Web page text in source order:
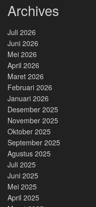
Archives
Juli 2026
Juni 2026
Mei 2026
April 2026
Maret 2026
Februari 2026
Januari 2026
Desember 2025
November 2025
Oktober 2025
September 2025
Agustus 2025
Juli 2025
Juni 2025
Mei 2025
April 2025